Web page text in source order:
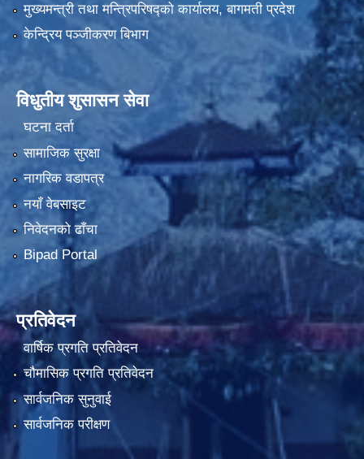
मुख्यमन्त्री तथा मन्त्रिपरिषद्को कार्यालय, बागमती प्रदेश
केन्द्रिय पञ्जीकरण बिभाग
विधुतीय शुसासन सेवा
घटना दर्ता
सामाजिक सुरक्षा
नागरिक वडापत्र
नयाँ वेबसाइट
निवेदनको ढाँचा
Bipad Portal
प्रतिवेदन
वार्षिक प्रगति प्रतिवेदन
चौमासिक प्रगति प्रतिवेदन
सार्वजनिक सुनुवाई
सार्वजनिक परीक्षण